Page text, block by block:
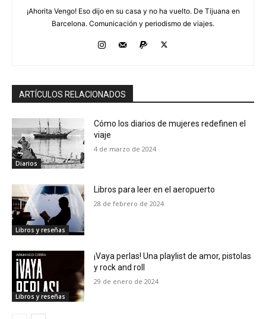
¡Ahorita Vengo! Eso dijo en su casa y no ha vuelto. De Tijuana en
Barcelona. Comunicación y periodismo de viajes.
ARTÍCULOS RELACIONADOS
Diarios
Cómo los diarios de mujeres redefinen el
viaje
4 de marzo de 2024
Libros y reseñas
Libros para leer en el aeropuerto
28 de febrero de 2024
Libros y reseñas
¡Vaya perlas! Una playlist de amor, pistolas
y rock and roll
29 de enero de 2024